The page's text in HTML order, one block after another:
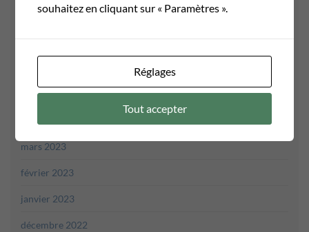
août 2023
juillet 2023
mai 2023
avril 2023
mars 2023
février 2023
janvier 2023
décembre 2022
souhaitez en cliquant sur « Paramètres ».
Réglages
Tout accepter